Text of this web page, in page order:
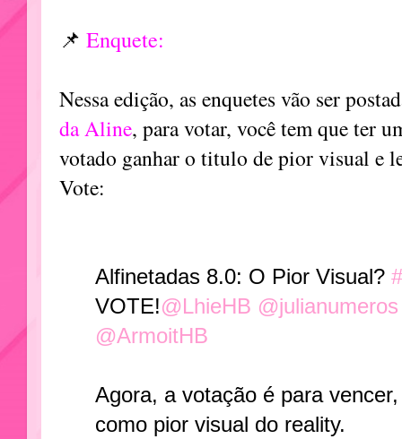
📌 Enquete:
Nessa edição, as enquetes vão ser
da Aline, para votar, você tem que ter
votado ganhar o titulo de pior visual e
Vote:
Alfinetadas 8.0: O Pior Visual?
VOTE!@LhieHB @julianumeros
@ArmoitHB
Agora, a votação é para
como pior visual do reality.